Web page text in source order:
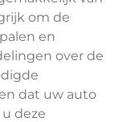
om de
en
over de
dat uw auto
deze